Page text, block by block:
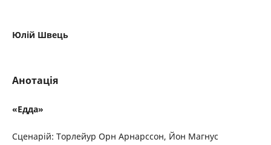
Юлій Швець
Анотація
«Едда»
Сценарій: Торлейур Орн Арнарссон, Йон Магнус